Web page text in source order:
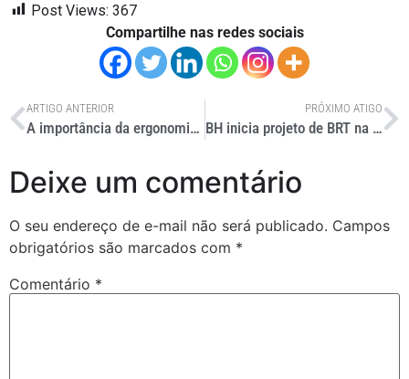
Post Views: 367
Compartilhe nas redes sociais
ARTIGO ANTERIOR
A importância da ergonomia na logística
PRÓXIMO ATIGO
BH inicia projeto de BRT na Av. Amazonas
Deixe um comentário
O seu endereço de e-mail não será publicado. Campos
obrigatórios são marcados com *
Comentário *